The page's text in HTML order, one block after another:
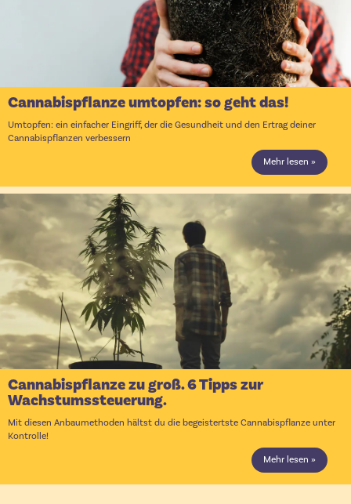
Cannabispflanze umtopfen: so geht das!
Umtopfen: ein einfacher Eingriff, der die Gesundheit und den Ertrag deiner
Cannabispflanzen verbessern
Mehr lesen »
Cannabispflanze zu groß. 6 Tipps zur
Wachstumssteuerung.
Mit diesen Anbaumethoden hältst du die begeistertste Cannabispflanze unter
Kontrolle!
Mehr lesen »